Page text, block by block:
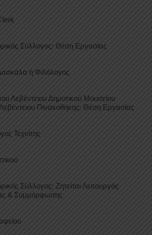
Σύλλογος: Θέση Εργασίας
ή Φιλόλογος
Λεβέντειου Δημοτικού Μουσείου
Πινακοθήκης: Θέση Εργασίας
Τεχνίτης
Σύλλογος: Ζητείται Λειτουργός
& Συμμόρφωσης